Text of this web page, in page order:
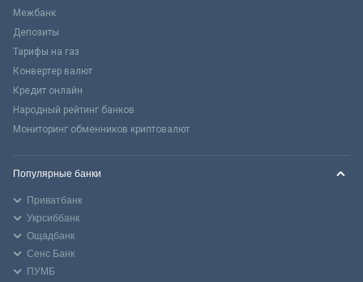
Межбанк
Депозиты
Тарифы на газ
Конвертер валют
Кредит онлайн
Народный рейтинг банков
Мониторинг обменников криптовалют
Популярные банки
Приватбанк
Укрсиббанк
Ощадбанк
Сенс Банк
ПУМБ